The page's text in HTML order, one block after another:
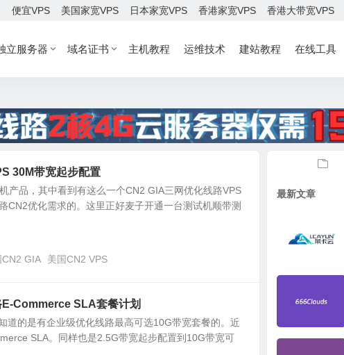
便宜VPS 美国家宽VPS 日本家宽VPS 香港家宽VPS 香港大带宽VPS
立服务器 域名证书 主机教程 运维技术 建站教程 在线工具
30M带宽起步配置
产品，其中看到有这么一个CN2 GIA三网优化线路VPS
CN2优化需求的。这里正好麦子开通一台测试机顺带测
CN2 GIA 美国CN2 VPS
Commerce SLA套餐计划
道的是有企业级优化线路最高可选10G带宽套餐的。近
SLA。同样也是2.5G带宽起步配置到10G带宽可
最新文章